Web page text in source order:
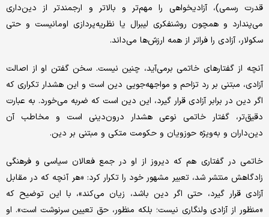
قدرت رسمی)، آزادیخواهی را مهم‌تر و بالاتر و ارجمندتر از دین‌داری
می‌پندارد و همچون روشنفکری لیبرال یا نظریه‌پردازی اومانیست و حتی
سکولار، آزادی را فراتر از همه ارزش‌ها می‌داند.
آنچه از گفتارهای خاتمی برمی‌آید، چنین نیست. سخن گفتن او از اصالت
آزادی، مبتنی بر رد تزاحم و مواجهه‌جویی دین است و این هشدار تکراری که
اگر دین در برابر آزادی قرار گیرد، این دین است که ضربه می‌خورد. به عبارت
دقیق‌تر، گفتار خاتمی نوعی هشدار درون‌دینی است و مخاطب آن
دین‌داران و به‌ویژه حوزویان و حکومت متکی و مبتنی بر دین.
خاتمی در گفتاری هم که دیروز از او در جمع فعالان سیاسی و فرهنگی
زادگاهش منتشر شد، تعبیر مشهور خود را تکرار کرد: «هر آنچه که در مقابل
آزادی قرار گیرد، حتی اگر دین باشد، زیان می‌کند»، با این توضیح که
«منظور از آزادی ولنگاری نیست؛ بلکه منظور، حق تعیین سرنوشت است». او